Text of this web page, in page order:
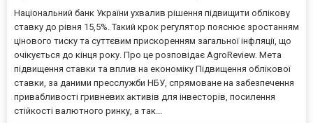
Національний банк України ухвалив рішення підвищити облікову
ставку до рівня 15,5%. Такий крок регулятор пояснює зростанням
цінового тиску та суттєвим прискоренням загальної інфляції, що
очікується до кінця року. Про це розповідає AgroReview. Мета
підвищення ставки та вплив на економіку Підвищення облікової
ставки, за даними пресслужби НБУ, спрямоване на забезпечення
привабливості гривневих активів для інвесторів, посилення
стійкості валютного ринку, а так...